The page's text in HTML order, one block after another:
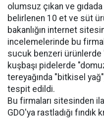
olumsuz çıkan ve
belirlenen 10 et ve süt
bakanlığın internet
incelemelerinde bu
sucuk benzeri ürünlerde
kuşbaşı pidelerde
tereyağında "bitkisel
tespit edildi.
Bu firmaları sitesinden
GDO'ya rastladığı fındık